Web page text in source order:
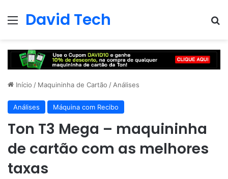
Menu
David Tech
Início / Maquininha de Cartão / Análises
Análises Máquina com Recibo
Ton T3 Mega – maquininha
de cartão com as melhores
taxas